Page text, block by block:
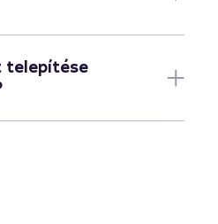
telepítése